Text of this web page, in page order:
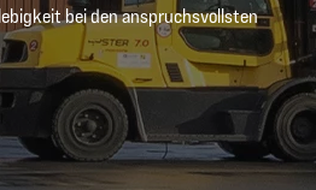
bei den anspruchsvollsten